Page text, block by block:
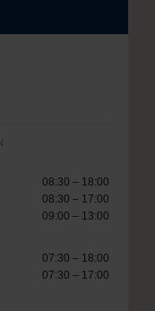
08:30 – 18:00
08:30 – 17:00
09:00 – 13:00
07:30 – 18:00
07:30 – 17:00